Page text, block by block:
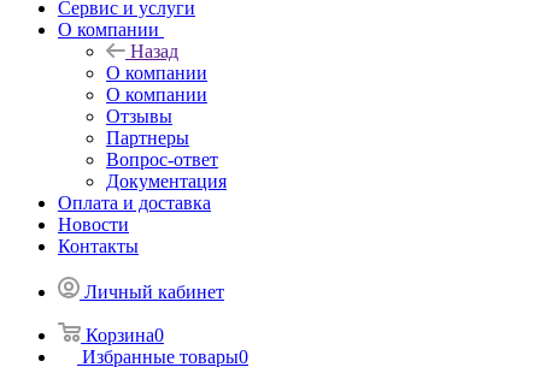
Сервис и услуги
О компании
Назад
О компании
О компании
Отзывы
Партнеры
Вопрос-ответ
Документация
Оплата и доставка
Новости
Контакты
Личный кабинет
Корзина0
Избранные товары0